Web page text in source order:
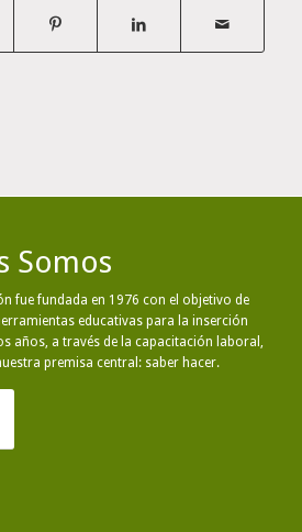
Somos
fue fundada en 1976 con el objetivo de
educativas para la inserción
años, a través de la capacitación laboral,
premisa central: saber hacer.